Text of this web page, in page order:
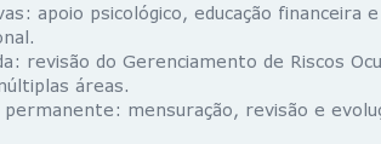
apoio psicológico, educação financeira
revisão do Gerenciamento de Riscos
áreas.
mensuração, revisão e